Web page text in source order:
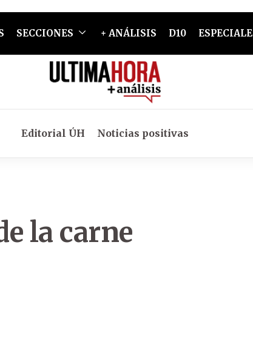
SECCIONES + ANÁLISIS D10
Editorial ÚH Noticias positivas
la carne